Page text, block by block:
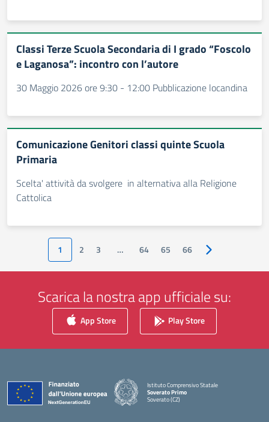
Classi Terze Scuola Secondaria di I grado “Foscolo
e Laganosa”: incontro con l’autore
30 Maggio 2026 ore 9:30 - 12:00 Pubblicazione locandina
Comunicazione Genitori classi quinte Scuola
Primaria
Scelta' attività da svolgere in alternativa alla Religione
Cattolica
1 2 3 … 64 65 66 Pagina
Scarica la nostra app ufficiale su:
App Store Play Store
Istituto Comprensivo Statale
Soverato Primo
Soverato (CZ)